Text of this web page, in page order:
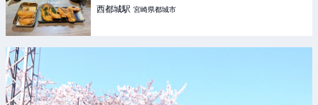
西都城駅 宮崎県都城市